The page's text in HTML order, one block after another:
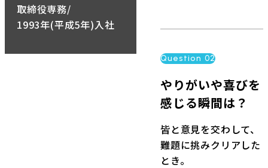
取締役専務/
1993年(平成5年)入社
Question 02
やりがいや喜びを
感じる瞬間は？
皆と意見を交わして、
難題に挑みクリアした
とき。